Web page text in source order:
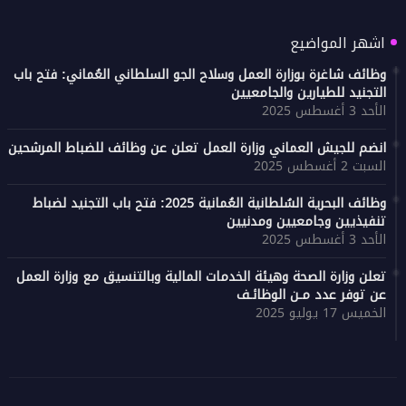
اشهر المواضيع
وظائف شاغرة بوزارة العمل وسلاح الجو السلطاني العُماني: فتح باب
التجنيد للطيارين والجامعيين
الأحد 3 أغسطس 2025
انضم للجيش العماني وزارة العمل تعلن عن وظائف للضباط المرشحين
السبت 2 أغسطس 2025
وظائف البحرية السُلطانية العُمانية 2025: فتح باب التجنيد لضباط
تنفيذيين وجامعيين ومدنيين
الأحد 3 أغسطس 2025
تعلن وزارة الصحة وهيئة الخدمات المالية وبالتنسيق مع وزارة العمل
عن توفر عدد مـن الوظائـف
الخميس 17 يوليو 2025